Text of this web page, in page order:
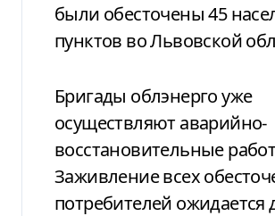
были обесточены 45
пунктов во Львовской
Бригады облэнерго уже
осуществляют аварийно-
восстановительные
Заживление всех
потребителей ожидается